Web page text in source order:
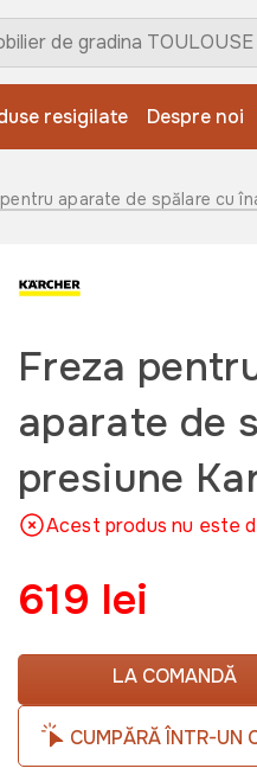
resigilate Despre noi
aparate de spălare cu
Freza
aparate de
presiune
Acest produs nu este
619 lei
LA COMANDĂ
CUMPĂRĂ ÎNTR-UN